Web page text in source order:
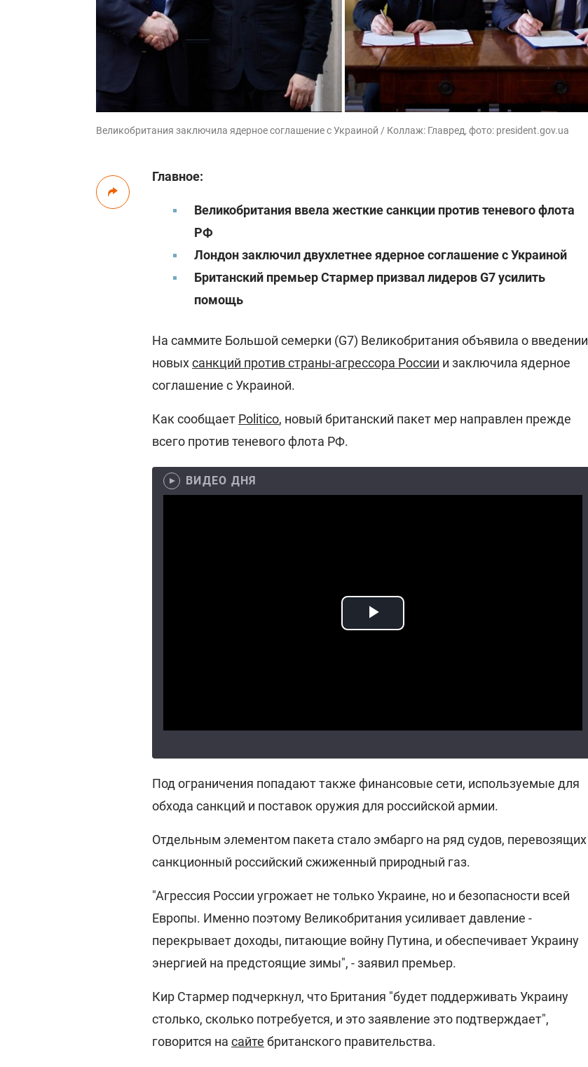
Великобритания заключила ядерное соглашение с Украиной / Коллаж: Главред, фото: president.gov.ua
Главное:
Великобритания ввела жесткие санкции против теневого флота
РФ
Лондон заключил двухлетнее ядерное соглашение с Украиной
Британский премьер Стармер призвал лидеров G7 усилить
помощь
На саммите Большой семерки (G7) Великобритания объявила о введении
новыхсанкций против страны-агрессора России и заключила ядерное
соглашение с Украиной.
Как сообщает Politico, новый британский пакет мер направлен прежде
всего против теневого флота РФ.
ВИДЕО ДНЯ
Под ограничения попадают также финансовые сети, используемые для
обхода санкций и поставок оружия для российской армии.
Отдельным элементом пакета стало эмбарго на ряд судов, перевозящих
санкционный российский сжиженный природный газ.
"Агрессия России угрожает не только Украине, но и безопасности всей
Европы. Именно поэтому Великобритания усиливает давление -
перекрывает доходы, питающие войну Путина, и обеспечивает Украину
энергией на предстоящие зимы", - заявил премьер.
Кир Стармер подчеркнул, что Британия "будет поддерживать Украину
столько, сколько потребуется, и это заявление это подтверждает",
говорится на сайте британского правительства.